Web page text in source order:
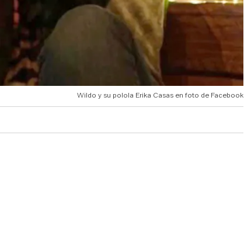
Wildo y su polola Erika Casas en foto de Facebook